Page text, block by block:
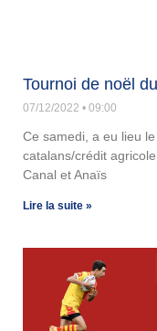
Tournoi de noël
07/12/2022 09:00
Ce samedi, a eu lieu
catalans/crédit
Canal et Anaïs
Lire la suite »